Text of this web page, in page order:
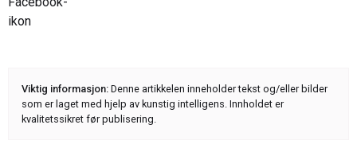
Viktig informasjon: Denne artikkelen inneholder tekst og/eller bilder
som er laget med hjelp av kunstig intelligens. Innholdet er
kvalitetssikret før publisering.